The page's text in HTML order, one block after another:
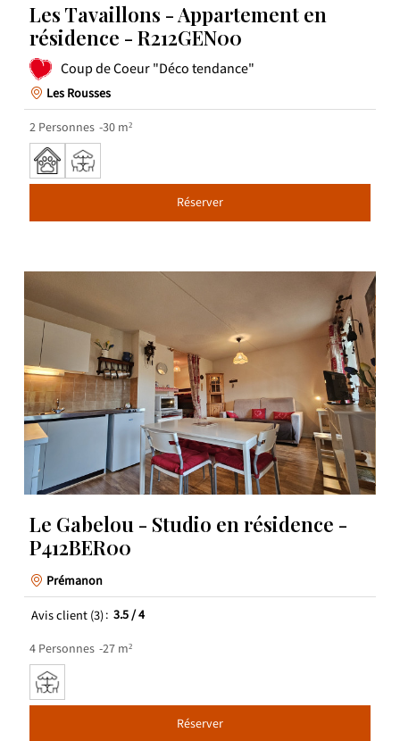
Les Tavaillons - Appartement en
résidence - R212GEN00
Coup de Coeur "Déco tendance"
Les Rousses
2 Personnes 30 m²
Réserver
Le Gabelou - Studio en résidence -
P412BER00
Prémanon
Avis client(3) 3.5/ 4
4 Personnes 27 m²
Réserver